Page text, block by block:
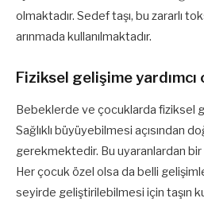
olmaktadır. Sedef taşı, bu zararlı
arınmada kullanılmaktadır.
Fiziksel gelişime yardımcı
Bebeklerde ve çocuklarda fiziksel
Sağlıklı büyüyebilmesi açısından
gerekmektedir. Bu uyaranlardan bir
Her çocuk özel olsa da belli
seyirde geliştirilebilmesi için taşın